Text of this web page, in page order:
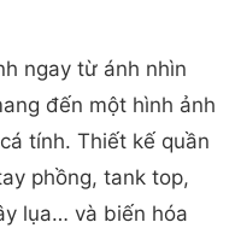
ngay từ ánh nhìn
đến một hình ảnh
tính. Thiết kế quần
phồng, tank top,
lụa… và biến hóa